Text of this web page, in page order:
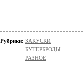
Рубрики: ЗАКУСКИ
БУТЕРБРОДЫ
РАЗНОЕ